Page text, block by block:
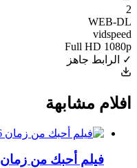
2
WEB-DL
vidspeed
Full HD 1080p
✓ الرابط جاهز
افلام مشابهة
فيلم أحبك من زمان 2026 مترجم بدون إعلانات